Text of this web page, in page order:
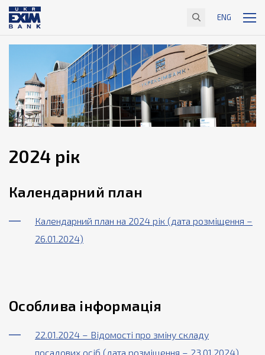
ENG
2024 рік
Календарний план
Календарний план на 2024 рік (дата розміщення –
26.01.2024)
Особлива інформація
22.01.2024 – Відомості про зміну складу
посадових осіб (дата розміщення – 23.01.2024)